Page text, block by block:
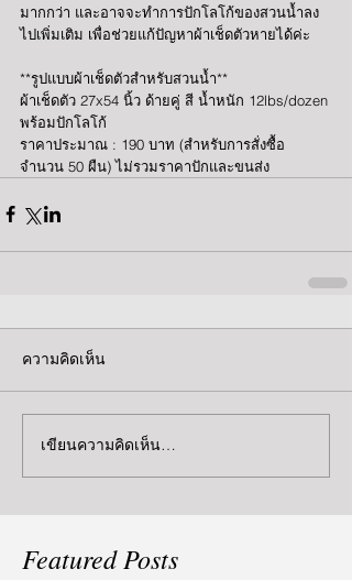
มากกว่า และอาจจะทำการปักโลโก้ของสวนน้ำลง
ไปเพิ่มเติม เพื่อช่วยแก้ปัญหาผ้าเช็ดตัวหายได้ค่ะ
**รูปแบบผ้าเช็ดตัวสำหรับสวนน้ำ**
ผ้าเช็ดตัว 27x54 นิ้ว ด้ายคู่ สี น้ำหนัก 12lbs/dozen
พร้อมปักโลโก้
ราคาประมาณ : 190 บาท (สำหรับการสั่งซื้อ
จำนวน 50 ผืน) ไม่รวมราคาปักและขนส่ง
ความคิดเห็น
เขียนความคิดเห็น…
Featured Posts